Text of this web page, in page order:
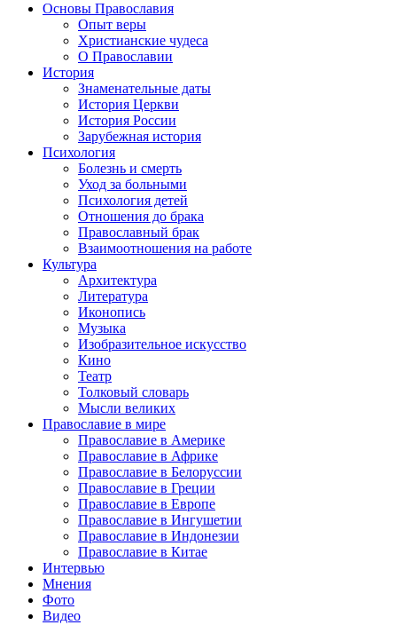
Основы Православия
Опыт веры
Христианские чудеса
О Православии
История
Знаменательные даты
История Церкви
История России
Зарубежная история
Психология
Болезнь и смерть
Уход за больными
Психология детей
Отношения до брака
Православный брак
Взаимоотношения на работе
Культура
Архитектура
Литература
Иконопись
Музыка
Изобразительное искусство
Кино
Театр
Толковый словарь
Мысли великих
Православие в мире
Православие в Америке
Православие в Африке
Православие в Белоруссии
Православие в Греции
Православие в Европе
Православие в Ингушетии
Православие в Индонезии
Православие в Китае
Интервью
Мнения
Фото
Видео